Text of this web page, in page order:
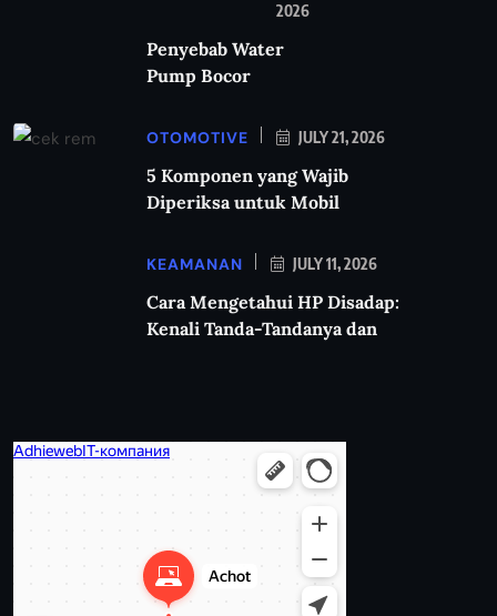
2026
Penyebab Water
Pump Bocor
OTOMOTIVE JULY 21, 2026
5 Komponen yang Wajib
Diperiksa untuk Mobil
KEAMANAN JULY 11, 2026
Cara Mengetahui HP Disadap:
Kenali Tanda-Tandanya dan